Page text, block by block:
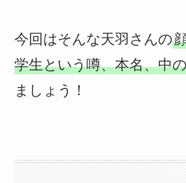
今回はそんな天羽さんの
学生という噂、本名、中
ましょう！